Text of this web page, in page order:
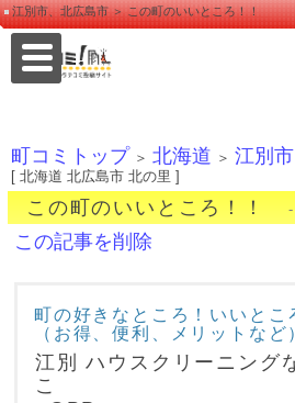
江別市、北広島市 ＞ この町のいいところ！！
町コミトップ ＞ 北海道 ＞ 江別
[ 北海道 北広島市 北の里 ]
この町のいいところ！！ -
この記事を削除
町の好きなところ！いいとこ
（お得、便利、メリットなど）
江別 ハウスクリーニング
こ